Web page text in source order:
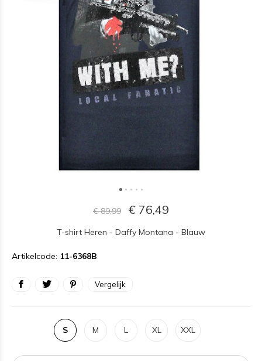
€ 89,99 € 76,49
T-shirt Heren - Daffy Montana - Blauw
Artikelcode: 11-6368B
Vergelijk
S M L XL XXL